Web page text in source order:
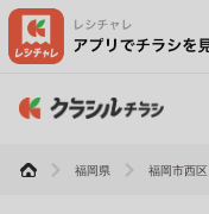
福岡県 福岡市西区